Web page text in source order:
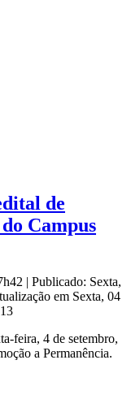
de
Campus
| Publicado: Sexta,
em Sexta, 04
feira, 4 de setembro,
a Permanência.